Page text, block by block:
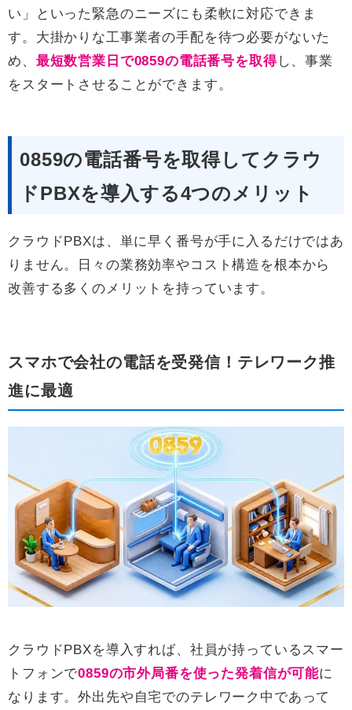
い」といった緊急のニーズにも柔軟に対応できま
す。大掛かりな工事業者の手配を待つ必要がないた
め、 最短数営業日で0859の電話番号を取得し、事業
をスタートさせることができます。
0859の電話番号を取得してクラウ
ドPBXを導入する4つのメリット
クラウドPBXは、単に早く番号が手に入るだけではあ
りません。日々の業務効率やコスト構造を根本から
改善する多くのメリットを持っています。
スマホで会社の電話を受発信！テレワーク推
進に最適
クラウドPBXを導入すれば、社員が持っているスマー
トフォンで0859の市外局番を使った発着信が可能に
なります。外出先や自宅でのテレワーク中であって